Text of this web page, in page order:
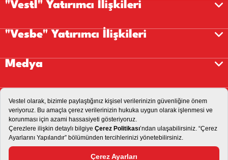
"Vestl" Yatırımcı İlişkileri
"Vesbe" Yatırımcı İlişkileri
Medya
İletişim